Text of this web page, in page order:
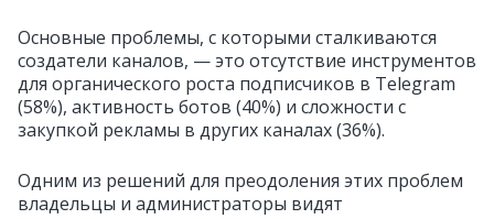
Основные проблемы, с которыми сталкиваются
создатели каналов, — это отсутствие инструментов
для органического роста подписчиков в Telegram
(58%), активность ботов (40%) и сложности с
закупкой рекламы в других каналах (36%).
Одним из решений для преодоления этих проблем
владельцы и администраторы видят